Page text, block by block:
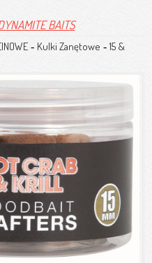
BAITS
- Kulki Zanętowe -15 &